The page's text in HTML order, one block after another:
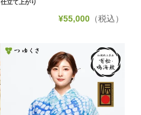
仕立て上がり
¥55,000（税込）